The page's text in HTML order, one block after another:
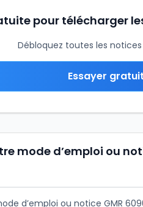
pour télécharger les
Débloquez toutes les
Essayer
mode d’emploi ou
d’emploi ou notice GMR